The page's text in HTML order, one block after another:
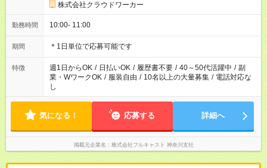
株式会社クラウドワーカー
勤務時間 10:00- 11:00
期間 ＊1日単位で応募可能です
特徴 週1日からOK / 日払いOK / 履歴書不要 / 40～50代活躍中 / 副
業・WワークOK / 服装自由 / 10名以上の大量募集 / 電話対応な
し
気になる！ 応募する 詳細へ
掲載元企業名 株式会社フルキャスト 神奈川支社